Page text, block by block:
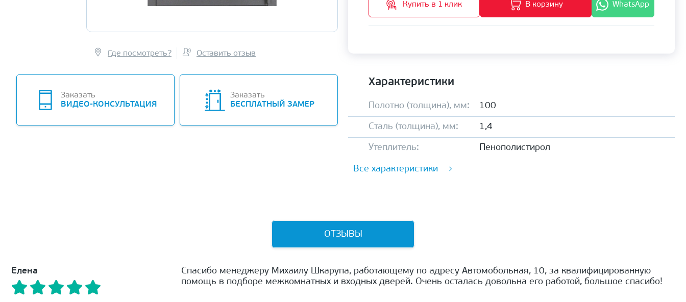
Где посмотреть? Оставить отзыв
Заказать
ВИДЕО-КОНСУЛЬТАЦИЯ
Заказать
БЕСПЛАТНЫЙ ЗАМЕР
Купить в 1 клик В корзину WhatsApp
Характеристики
Полотно (толщина), мм: 100
Сталь (толщина), мм: 1,4
Утеплитель: Пенополистирол
Все характеристики
ОТЗЫВЫ
Елена
Спасибо менеджеру Михаилу Шкарупа, работающему по адресу Автомобольная, 10, за квалифицированную
помощь в подборе межкомнатных и входных дверей. Очень осталась довольна его работой, большое спасибо!